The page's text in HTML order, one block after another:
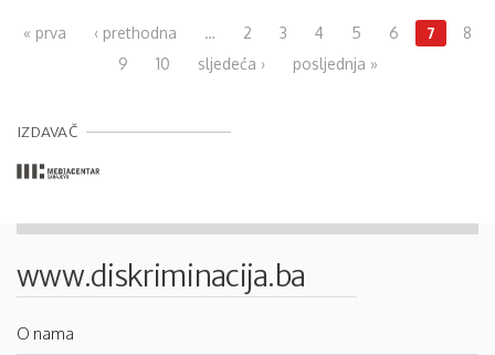
« prva ‹ prethodna … 2 3 4 5 6 7
8
9
10 sljedeća › posljednja »
IZDAVAČ
www.diskriminacija.ba
O nama